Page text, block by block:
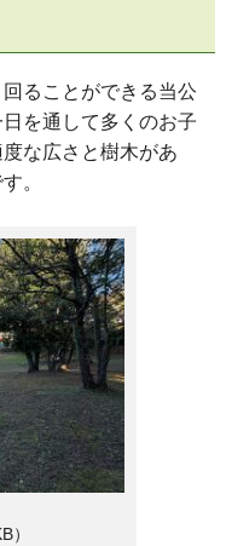
ることができる当公
を通して多くのお子
な広さと樹木があ
。
）